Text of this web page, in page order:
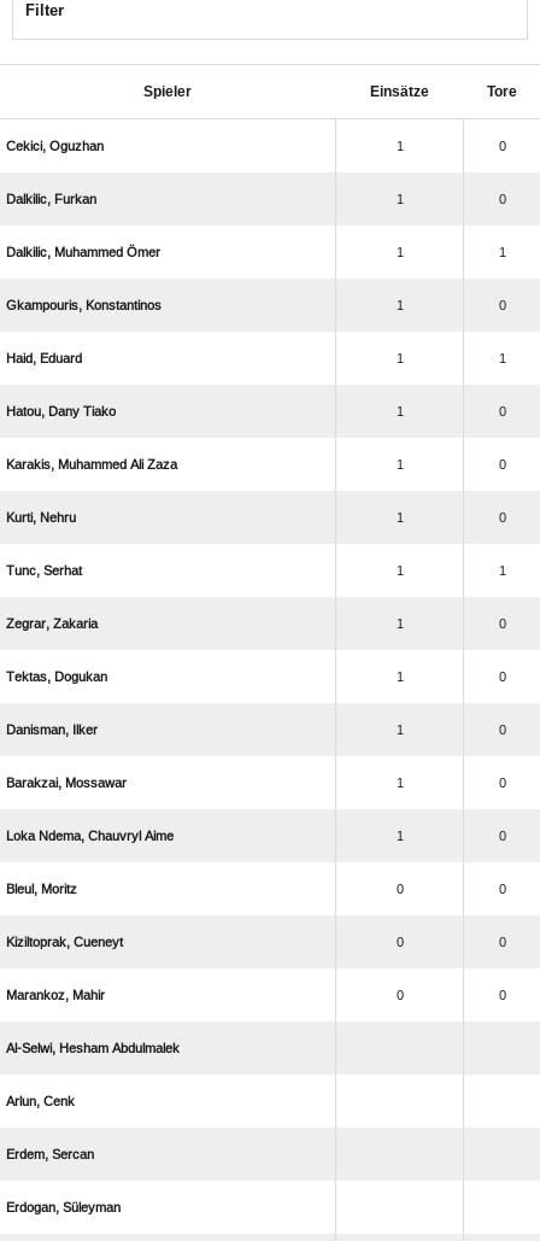
Filter
Spieler Einsätze Tore
  1 0
  1 0
   1 1
  1 0
  1 1
   1 0
    1 0
  1 0
  1 1
  1 0
  1 0
  1 0
  1 0
    1 0
  0 0
  0 0
  0 0
  
 
 
 